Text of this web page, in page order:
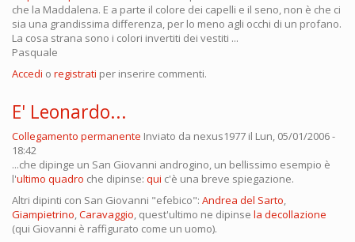
che la Maddalena. E a parte il colore dei capelli e il seno, non è che ci
sia una grandissima differenza, per lo meno agli occhi di un profano.
La cosa strana sono i colori invertiti dei vestiti ...
Pasquale
Accedi o registrati per inserire commenti.
E' Leonardo...
Collegamento permanente Inviato da nexus1977 il Lun, 05/01/2006 -
18:42
...che dipinge un San Giovanni androgino, un bellissimo esempio è
l'ultimo quadro che dipinse: qui c'è una breve spiegazione.
Altri dipinti con San Giovanni "efebico": Andrea del Sarto,
Giampietrino,Caravaggio, quest'ultimo ne dipinse la decollazione
(qui Giovanni è raffigurato come un uomo).